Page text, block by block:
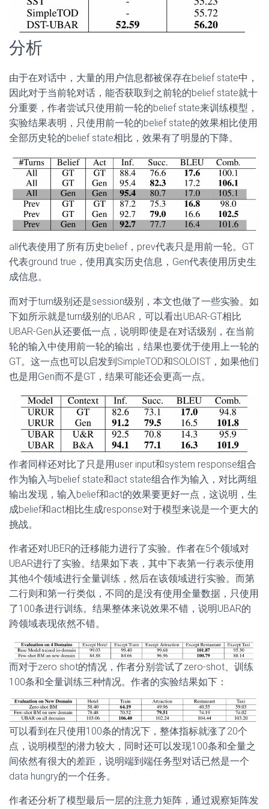
分析
由于在对话中，大量的用户信息都被保存在belief state中，
因此对于当前轮对话，能否获取到之前轮的belief state就十
分重要，作者尝试只使用前一轮的belief state来训练模型，
实验结果表明，只使用前一轮的belief state的效果相比使用
全部历史轮的belief state相比，效果有了明显的下降。
all代表使用了所有历史belief，prev代表只是用前一轮。GT
代表ground true，使用真实历史信息，Gen代表使用历史生
成信息。
而对于turn级别还是session级别，本文也做了一些实验。如
下如所示就是turn级别的UBAR，可以看出UBAR-GT相比
UBAR-Gen从还要低一点，说明即使是在对话级别，在当前
轮的输入中使用前一轮的输出，结果也要优于使用上一轮的
GT。这一点也可以启发到SimpleTOD和SOLOIST，如果他们
也是用Gen而不是GT，结果可能还会更高一点。
作者同样还对比了只是用user input和system response组合
作为输入与belief state和act state组合作为输入，对比两组
输出发现，输入belief和act的效果要更好一点，这说明，生
成belief和act相比生成response对于模型来说是一个更大的
挑战。
作者还对UBER的迁移能力进行了实验。作者在5个领域对
UBAR进行了实验。结果如下表，其中下表第一行表示使用
其他4个领域进行全量训练，然后在该领域进行实验。而第
二行则和第一行类似，不同的是没有使用全量数据，只使用
了100条进行训练。结果整体来说效果不错，说明UBAR的
跨领域表现依然不错。
而对于zero shot的情况，作者分别尝试了zero-shot、训练
100条和全量训练三种情况。作者的实验结果如下：
可以看到在只使用100条的情况下，整体指标就涨了20个
点，说明模型的潜力较大，同时还可以发现100条和全量之
间依然有很大的差距，说明端到端任务型对话已然是一个
data hungry的一个任务。
作者还分析了模型最后一层的注意力矩阵，通过观察矩阵发